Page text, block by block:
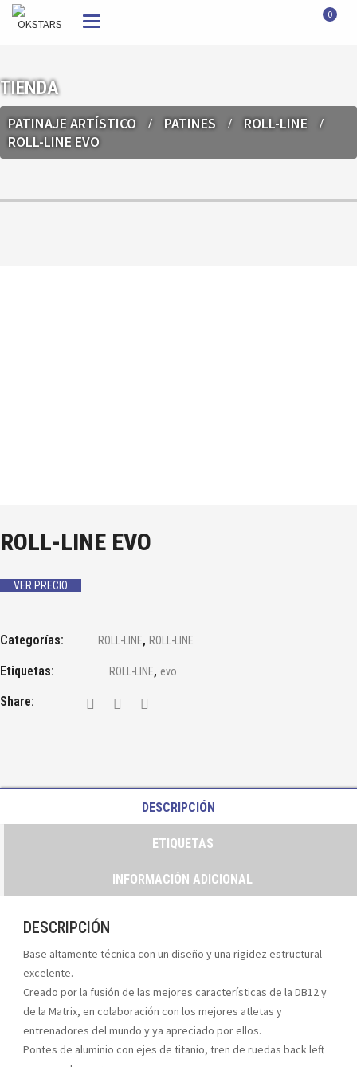
Toggle
0
TIENDA
PATINAJE ARTÍSTICO PATINES
ROLL-LINE
ROLL-LINE EVO
ROLL-LINE EVO
VER PRECIO
Categorías: ROLL-LINE, ROLL-LINE
Etiquetas: ROLL-LINE, evo
Share:
DESCRIPCIÓN
ETIQUETAS
INFORMACIÓN ADICIONAL
DESCRIPCIÓN
Base altamente técnica con un diseño y una rigidez estructural
excelente.
Creado por la fusión de las mejores características de la DB12 y
de la Matrix, en colaboración con los mejores atletas y
entrenadores del mundo y ya apreciado por ellos.
Pontes de aluminio con ejes de titanio, tren de ruedas back left